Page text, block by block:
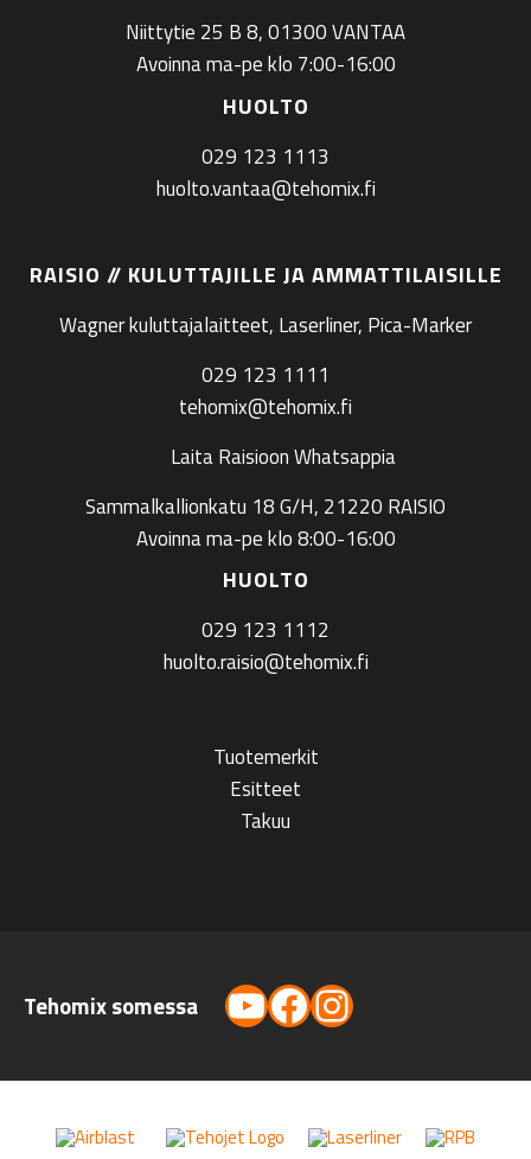
Niittytie 25 B 8, 01300 VANTAA
Avoinna ma-pe klo 7:00-16:00
HUOLTO
029 123 1113
huolto.vantaa@tehomix.fi
RAISIO // KULUTTAJILLE JA AMMATTILAISILLE
Wagner kuluttajalaitteet, Laserliner, Pica-Marker
029 123 1111
tehomix@tehomix.fi
Laita Raisioon Whatsappia
Sammalkallionkatu 18 G/H, 21220 RAISIO
Avoinna ma-pe klo 8:00-16:00
HUOLTO
029 123 1112
huolto.raisio@tehomix.fi
Tuotemerkit
Esitteet
Takuu
Tehomix somessa YouTube
Facebook
Instagram